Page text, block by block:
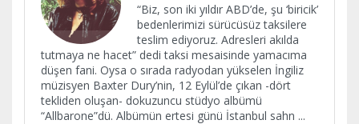
“Biz, son iki yıldır ABD’de, şu ‘biricik’
bedenlerimizi sürücüsüz taksilere
teslim ediyoruz. Adresleri akılda
tutmaya ne hacet” dedi taksi mesaisinde yamacıma
düşen fani. Oysa o sırada radyodan yükselen İngiliz
müzisyen Baxter Dury’nin, 12 Eylül’de çıkan -dört
tekliden oluşan- dokuzuncu stüdyo albümü
“Allbarone”dü. Albümün ertesi günü İstanbul sahn ...